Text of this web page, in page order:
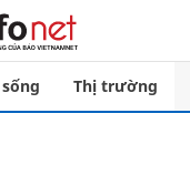
Thị trường